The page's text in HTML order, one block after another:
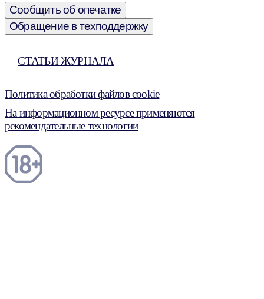
Сообщить об опечатке
Обращение в техподдержку
СТАТЬИ ЖУРНАЛА
Политика обработки файлов cookie
На информационном ресурсе применяются
рекомендательные технологии